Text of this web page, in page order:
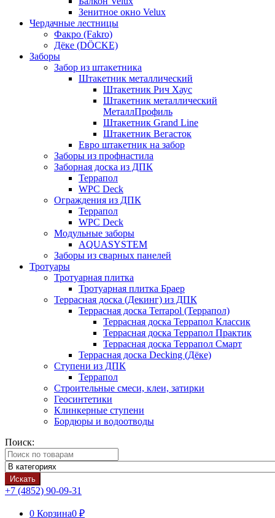
Зенитное окно Velux
Чердачные лестницы
Факро (Fakro)
Дёке (DÖCKE)
Заборы
Забор из штакетника
Штакетник металлический
Штакетник Рич Хаус
Штакетник металлический
МеталлПрофиль
Штакетник Grand Line
Штакетник Вегасток
Евро штакетник на забор
Заборы из профнастила
Заборная доска из ДПК
Террапол
WPC Deck
Ограждения из ДПК
Террапол
WPC Deck
Модульные заборы
AQUASYSTEM
Заборы из сварных панелей
Тротуары
Тротуарная плитка
Тротуарная плитка Браер
Террасная доска (Декинг) из ДПК
Террасная доска Terrapol (Террапол)
Террасная доска Террапол Классик
Террасная доска Террапол Практик
Террасная доска Террапол Смарт
Террасная доска Decking (Дёке)
Ступени из ДПК
Террапол
Строительные смеси, клеи, затирки
Геосинтетики
Клинкерные ступени
Бордюры и водоотводы
Поиск:
Искать
+7 (4852) 90-09-31
0 Корзина0 ₽